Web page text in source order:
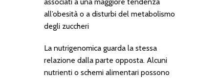
associati a una maggiore tendenza
all’obesità o a disturbi del metabolismo
degli zuccheri
La nutrigenomicaguarda la stessa
relazione dalla parte opposta. Alcuni
nutrienti o schemi alimentari possono